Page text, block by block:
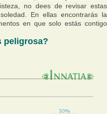
no dees de revisar estas
En ellas encontrarás la
en que solo estás contigo
peligrosa?